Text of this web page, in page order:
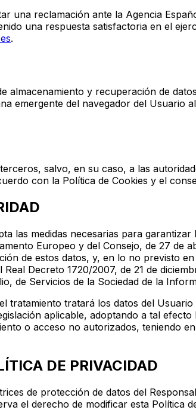
una reclamación ante la Agencia
una respuesta satisfactoria en el
.
almacenamiento y recuperación de
emergente del navegador del Usuario
salvo, en su caso, a las
con la Política de Cookies y el
las medidas necesarias para
Europeo y del Consejo, de 27
de estos datos, y, en lo no previsto
Decreto 1720/2007, de 21 de
de Servicios de la Sociedad de la
tratamiento tratará los datos del
aplicable, adoptando a tal
o acceso no autorizados, teniendo
DE PRIVACIDAD
de protección de datos del
el derecho de modificar esta Política